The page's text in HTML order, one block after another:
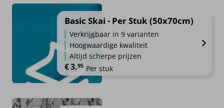
Basic Skai - Per Stuk (50x70cm)
Verkrijgbaar in 9 varianten
Hoogwaardige kwaliteit
Altijd scherpe prijzen
€3.95 Per stuk